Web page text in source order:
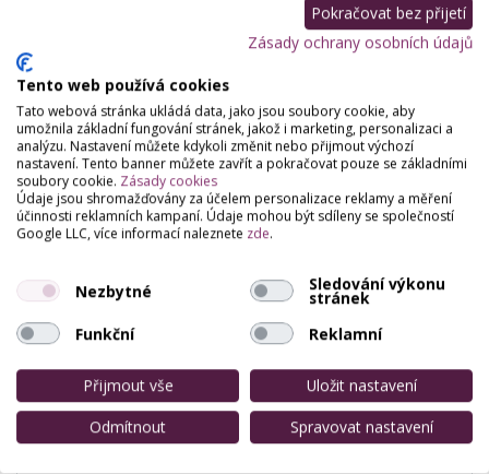
Masáž sportovní ,Masáž proti
, Masáž lávovými kameny
Regenerační masáž ,Masáž zad a šije
Estetická dermatologie
Laserová epilace,Laserové odstranění pigmentací, pih,Léčba
akné
Nehtová studia
Mokrá pedikúra,Pedikúra
Permanentní make-up
Hodnocení salónu
Pro přidání hodnocení se přihlašte
Pokračovat bez přijetí
Zásady ochrany osobních údajů
Tento web používá cookies
Tato webová stránka ukládá data, jako jsou soubory cookie, aby
umožnila základní fungování stránek, jakož i marketing, personalizaci a
analýzu. Nastavení můžete kdykoli změnit nebo přijmout výchozí
nastavení. Tento banner můžete zavřít a pokračovat pouze se základními
soubory cookie. Zásady cookies
Údaje jsou shromažďovány za účelem personalizace reklamy a měření
účinnosti reklamních kampaní. Údaje mohou být sdíleny se společností
Google LLC, více informací naleznete zde.
Nezbytné Sledování výkonu
stránek
Funkční
Reklamní
Přijmout vše
Uložit nastavení
Odmítnout
Spravovat nastavení